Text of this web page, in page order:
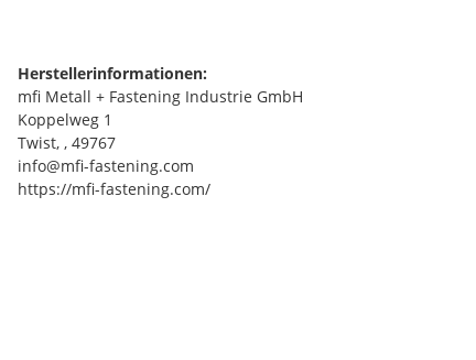
Herstellerinformationen:
mfi Metall + Fastening Industrie GmbH
Koppelweg 1
Twist, , 49767
info@mfi-fastening.com
https://mfi-fastening.com/